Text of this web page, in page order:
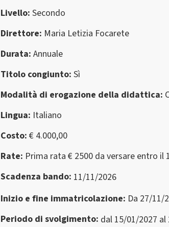
Livello Secondo
Direttore Maria Letizia Focarete
Durata Annuale
Titolo congiunto Sì
Modalità di erogazione della didattica
Lingua Italiano
Costo € 4.000,00
Rate Prima rata € 2500 da versare entro
Scadenza bando 11/11/2026
Inizio e fine immatricolazione Da 27/11/
Periodo di svolgimento dal 15/01/2027